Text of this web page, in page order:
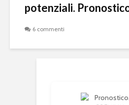
potenziali.
6 commenti